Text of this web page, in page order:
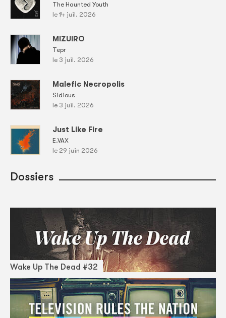
The Haunted Youth
le 14 juil. 2026
MIZUIRO
Tepr
le 3 juil. 2026
Malefic Necropolis
Sidious
le 3 juil. 2026
Just Like Fire
E.VAX
le 29 juin 2026
Dossiers
Wake Up The Dead #32